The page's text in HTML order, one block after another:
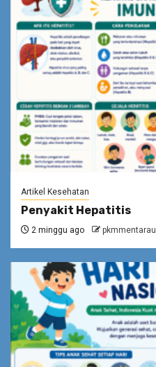
Artikel Kesehatan
Penyakit Hepatitis
2 minggu ago pkmmentarau